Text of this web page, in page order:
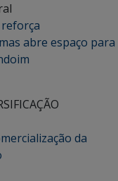
abre espaço para
da